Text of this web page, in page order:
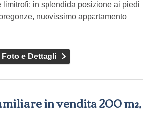
limitrofi: in splendida posizione ai piedi
nuovissimo appartamento
Foto e Dettagli
in vendita 200